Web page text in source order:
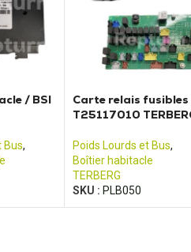
/ BSI
Bus,
Carte relais fusibles
T25117010
Poids Lourds et Bus,
Boîtier habitacle
TERBERG
SKU : PLB050